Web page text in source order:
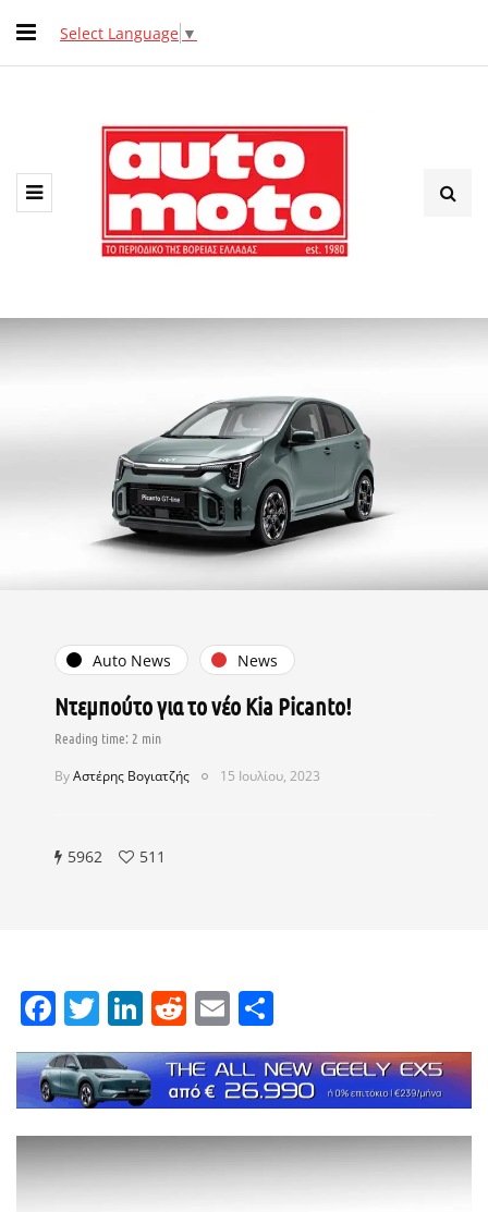
Select Language ▼
Auto News News
Ντεμπούτο για το νέο Kia Picanto!
ByΑστέρης Βογιατζής 15 Ιουλίου, 2023
5962 511
Facebook
Twitter
LinkedIn
Reddit
Email